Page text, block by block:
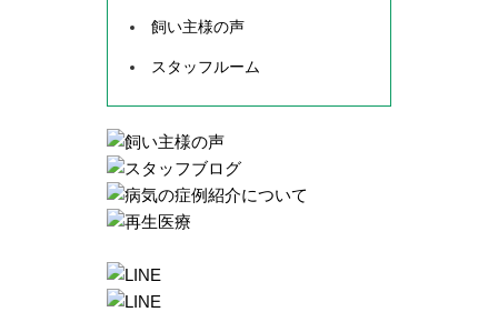
飼い主様の声
スタッフルーム